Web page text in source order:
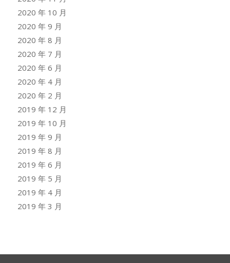
2020 年 10 月
2020 年 9 月
2020 年 8 月
2020 年 7 月
2020 年 6 月
2020 年 4 月
2020 年 2 月
2019 年 12 月
2019 年 10 月
2019 年 9 月
2019 年 8 月
2019 年 6 月
2019 年 5 月
2019 年 4 月
2019 年 3 月